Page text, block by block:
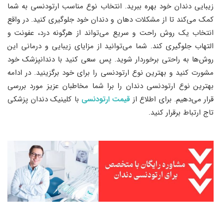
زیبایی دندان خود بهره ببرید. انتخاب نوع مناسب ارتودنسی به شما
کمک می‌کند تا از مشکلات دهان و دندان خود جلوگیری کنید. در واقع
انتخاب یک روش راحت و سریع می‌تواند از هرگونه درد، عفونت و
التهاب جلوگیری کند. شما می‌توانید از مزایای زیبایی و درمانی این
روش‌ها به راحتی برخوردار شوید. پس سعی کنید با دندانپزشک خود
مشورت کنید و بهترین نوع ارتودنسی را برای خود برگزینید. در ادامه
بهترین نوع ارتودنسی دندان را برا شما مخاطبان عزیز مورد بررسی
قرار می‌دهیم. برای اطلاع از قیمت ارتودنسی با کلینیک دندان پزشکی
تاج ارتباط برقرار کنید.